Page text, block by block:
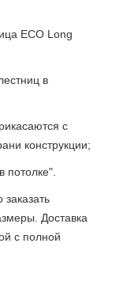
ECO Long
в
с
конструкции;
потолке".
Доставка
с полной